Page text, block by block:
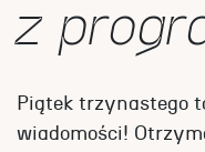
z
Piątek trzynastego
wiadomości!